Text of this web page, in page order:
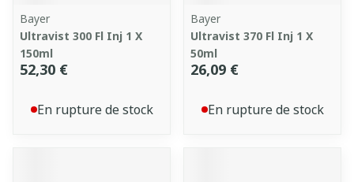
Bayer
Ultravist 300 Fl Inj 1 X
150ml
52,30 €
En rupture de stock
Bayer
Ultravist 370 Fl Inj 1 X
50ml
26,09 €
En rupture de stock